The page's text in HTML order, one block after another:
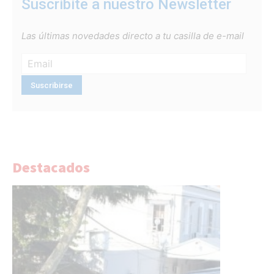
Suscribite a nuestro Newsletter
Las últimas novedades directo a tu casilla de e-mail
Destacados